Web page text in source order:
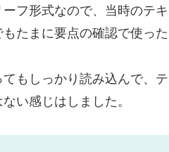
フ形式なので、当時のテ
たまに要点の確認で使った
もしっかり読み込んで、
い感じはしました。